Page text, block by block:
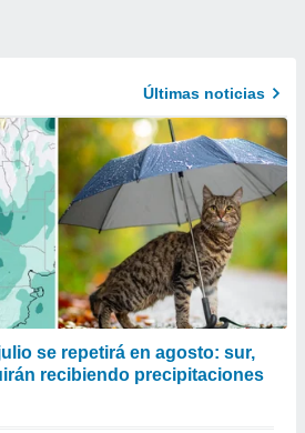
Últimas noticias
se repetirá en agosto: sur,
recibiendo precipitaciones